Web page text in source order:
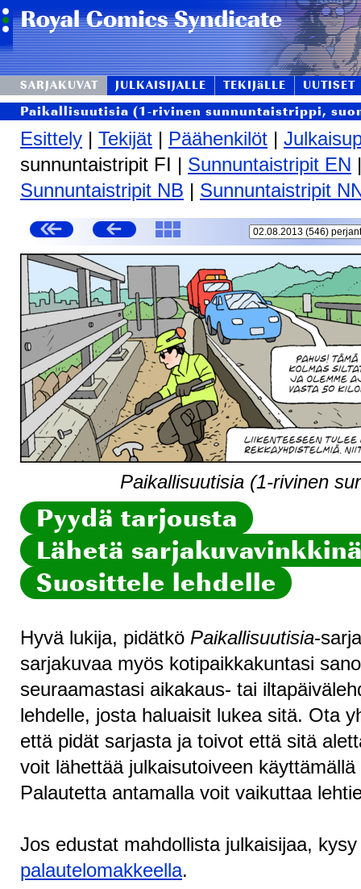
SARJAKUVAT JULKAISIJALLE TEKIJäLLE UUTISET
Paikallisuutisia (1-rivinen sunnuntaistrippi,
Esittely | Tekijät | Päähenkilöt |
sunnuntaistripit FI | Sunnuntaistripit EN |
Sunnuntaistripit NB | Sunnuntaistripit
Paikallisuutisia (1-rivinen
Pyydä tarjousta
Lähetä
Suosittele lehdelle
Hyvä lukija, pidätkö Paikallisuutisia-
sarjakuvaa myös kotipaikkakuntasi
seuraamastasi aikakaus- tai
lehdelle, josta haluaisit lukea sitä. Ota
että pidät sarjasta ja toivot että sitä
voit lähettää julkaisutoiveen käyttämällä
Palautetta antamalla voit vaikuttaa
Jos edustat mahdollista julkaisijaa,
palautelomakkeella.